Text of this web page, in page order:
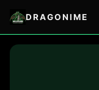
DRAGONIME